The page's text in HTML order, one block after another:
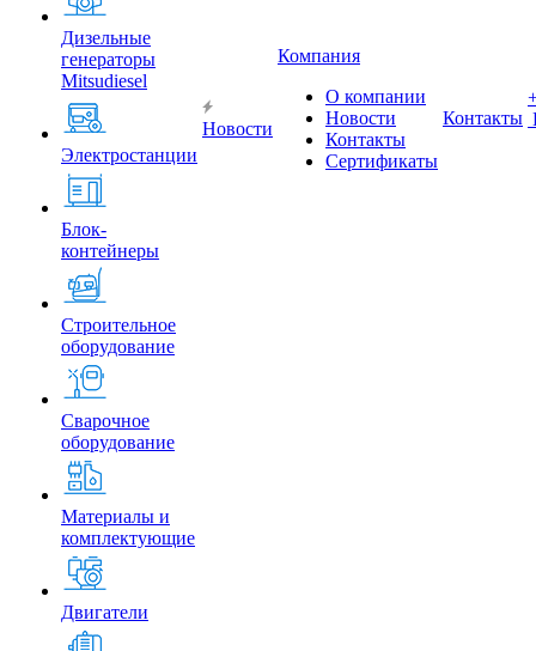
Дизельные
генераторы
Mitsudiesel
Электростанции
Блок-
контейнеры
Строительное
оборудование
Сварочное
оборудование
Материалы и
комплектующие
Двигатели
Новости
Компания
О компании
Новости
Контакты
Сертификаты
Контакты